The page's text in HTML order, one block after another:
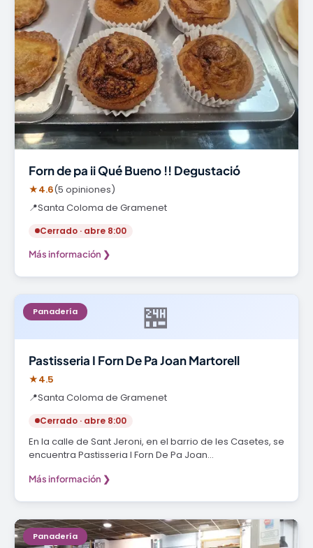
Forn de pa ii Qué Bueno !! Degustació
★4.6(5 opiniones)
📍Santa Coloma de Gramenet
Cerrado · abre 8:00
Más información ❯
🏪
Panadería
Pastisseria I Forn De Pa Joan Martorell
★4.5
📍Santa Coloma de Gramenet
Cerrado · abre 8:00
En la calle de Sant Jeroni, en el barrio de les Casetes, se
encuentra Pastisseria I Forn De Pa Joan…
Más información ❯
Panadería